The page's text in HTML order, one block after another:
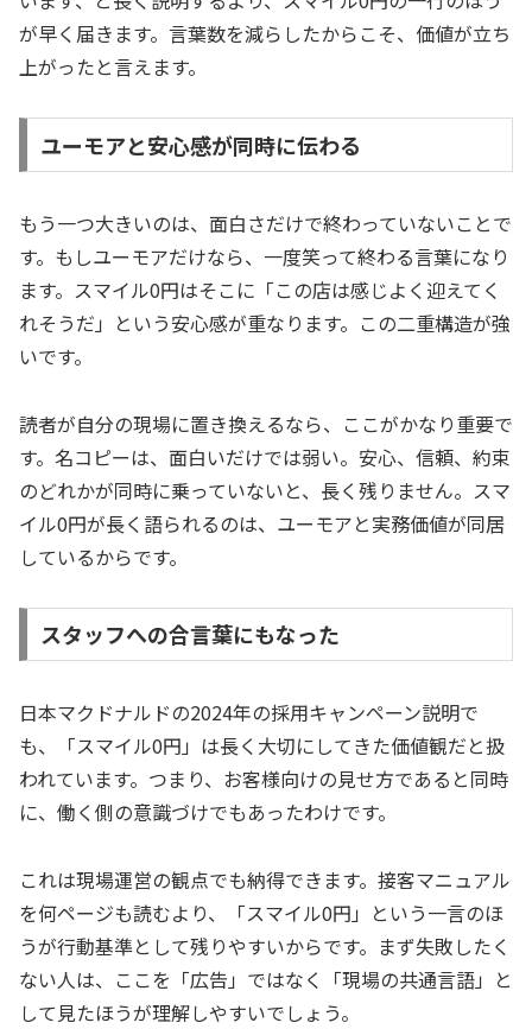
が早く届きます。言葉数を減らしたからこそ、価値が立ち
上がったと言えます。
ユーモアと安心感が同時に伝わる
もう一つ大きいのは、面白さだけで終わっていないことで
す。もしユーモアだけなら、一度笑って終わる言葉になり
ます。スマイル0円はそこに「この店は感じよく迎えてく
れそうだ」という安心感が重なります。この二重構造が強
いです。
読者が自分の現場に置き換えるなら、ここがかなり重要で
す。名コピーは、面白いだけでは弱い。安心、信頼、約束
のどれかが同時に乗っていないと、長く残りません。スマ
イル0円が長く語られるのは、ユーモアと実務価値が同居
しているからです。
スタッフへの合言葉にもなった
日本マクドナルドの2024年の採用キャンペーン説明で
も、「スマイル0円」は長く大切にしてきた価値観だと扱
われています。つまり、お客様向けの見せ方であると同時
に、働く側の意識づけでもあったわけです。
これは現場運営の観点でも納得できます。接客マニュアル
を何ページも読むより、「スマイル0円」という一言のほ
うが行動基準として残りやすいからです。まず失敗したく
ない人は、ここを「広告」ではなく「現場の共通言語」と
して見たほうが理解しやすいでしょう。